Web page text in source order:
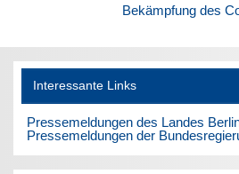
Bekämpfung des
Interessante Links
Pressemeldungen des Landes
Pressemeldungen der